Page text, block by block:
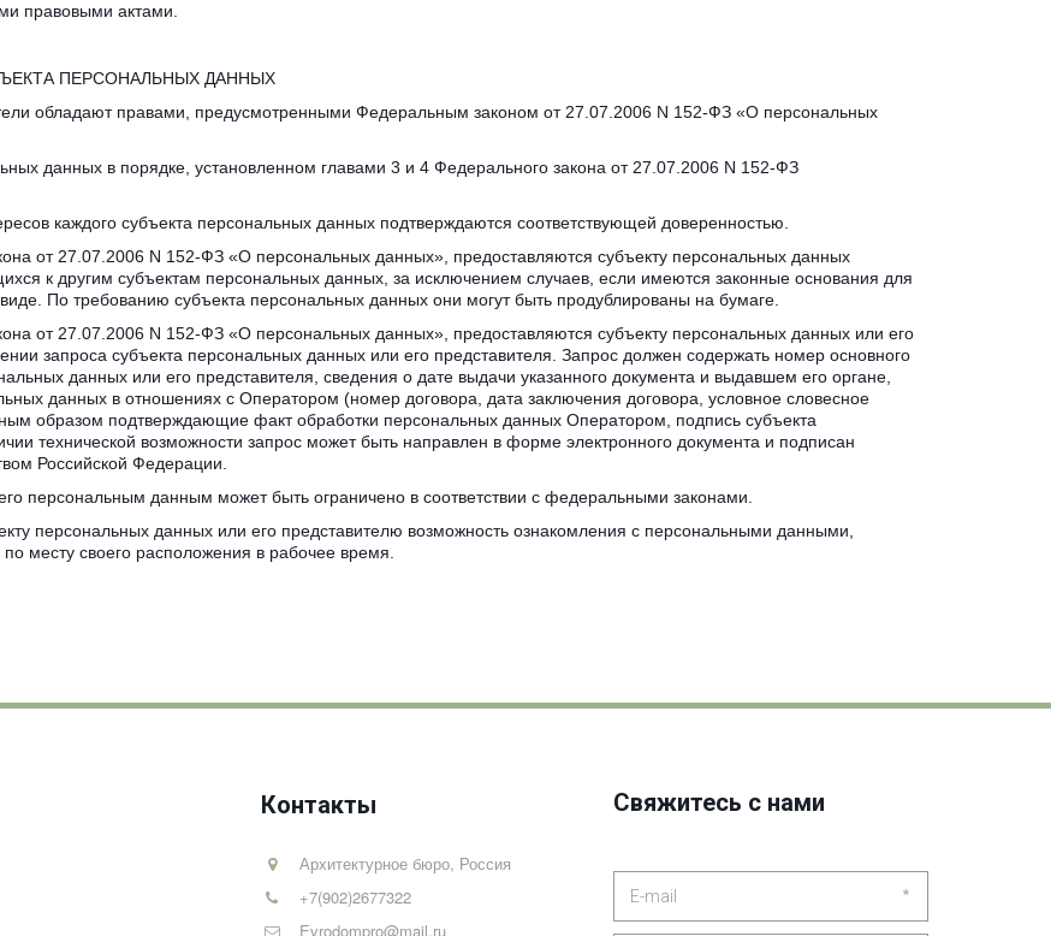
правовыми актами.
ПЕРСОНАЛЬНЫХ ДАННЫХ
обладают правами, предусмотренными Федеральным законом от 27.07.2006 N 152-ФЗ «О персональных
данных в порядке, установленном главами 3 и 4 Федерального закона от 27.07.2006 N 152-ФЗ
каждого субъекта персональных данных подтверждаются соответствующей доверенностью.
от 27.07.2006 N 152-ФЗ «О персональных данных», предоставляются субъекту персональных данных
к другим субъектам персональных данных, за исключением случаев, если имеются законные основания для
По требованию субъекта персональных данных они могут быть продублированы на бумаге.
от 27.07.2006 N 152-ФЗ «О персональных данных», предоставляются субъекту персональных данных или его
запроса субъекта персональных данных или его представителя. Запрос должен содержать номер основного
данных или его представителя, сведения о дате выдачи указанного документа и выдавшем его органе,
данных в отношениях с Оператором (номер договора, дата заключения договора, условное словесное
образом подтверждающие факт обработки персональных данных Оператором, подпись субъекта
технической возможности запрос может быть направлен в форме электронного документа и подписан
Российской Федерации.
персональным данным может быть ограничено в соответствии с федеральными законами.
персональных данных или его представителю возможность ознакомления с персональными данными,
месту своего расположения в рабочее время.
Контакты
Архитектурное бюро, Россия
+7(902)2677322
Evrodompro@mail.ru
Свяжитесь с нами
*